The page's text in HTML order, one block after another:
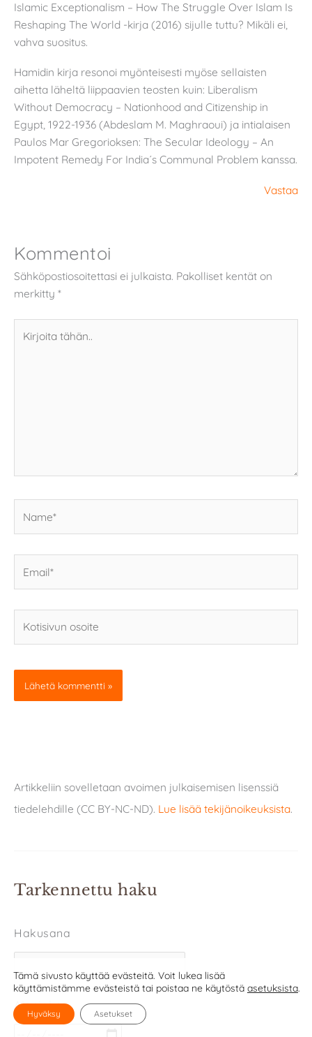
Islamic Exceptionalism – How The Struggle Over Islam Is
Reshaping The World -kirja (2016) sijulle tuttu? Mikäli ei,
vahva suositus.
Hamidin kirja resonoi myönteisesti myöse sellaisten
aihetta läheltä liippaavien teosten kuin: Liberalism
Without Democracy – Nationhood and Citizenship in
Egypt, 1922-1936 (Abdeslam M. Maghraoui) ja intialaisen
Paulos Mar Gregorioksen: The Secular Ideology – An
Impotent Remedy For India´s Communal Problem kanssa.
Vastaa
Kommentoi
Sähköpostiosoitettasi ei julkaista. Pakolliset kentät on
merkitty *
tähän..
osoite
Artikkeliin sovelletaan avoimen julkaisemisen lisenssiä
tiedelehdille (CC BY-NC-ND). Lue lisää tekijänoikeuksista.
Tarkennettu haku
Hakusana
Ajanjakso
Tämä sivusto käyttää evästeitä. Voit lukea lisää
käyttämistämme evästeistä tai poistaa ne käytöstä asetuksista.
Hyväksy Asetukset